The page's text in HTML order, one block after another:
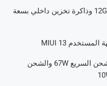
ذاكرة RAM بسعة 12GB / 8GB وذاكرة تخزين داخلي بسعة
بقوة 4،500mAh تدعم الشحن السريع 67W والشحن